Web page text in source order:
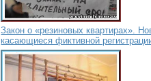
Закон о «резиновых квартирах».
касающиеся фиктивной